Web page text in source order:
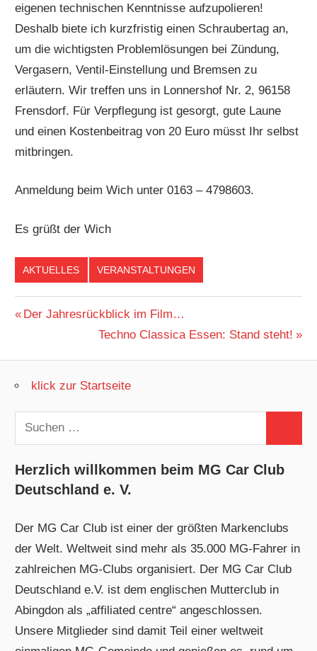
eigenen technischen Kenntnisse aufzupolieren!
Deshalb biete ich kurzfristig einen Schraubertag an,
um die wichtigsten Problemlösungen bei Zündung,
Vergasern, Ventil-Einstellung und Bremsen zu
erläutern. Wir treffen uns in Lonnershof Nr. 2, 96158
Frensdorf. Für Verpflegung ist gesorgt, gute Laune
und einen Kostenbeitrag von 20 Euro müsst Ihr selbst
mitbringen.
Anmeldung beim Wich unter 0163 – 4798603.
Es grüßt der Wich
AKTUELLES VERANSTALTUNGEN
Beitragsnavigation
Vorheriger
Der Jahresrückblick im Film…
Nächster
Techno Classica Essen: Stand steht!
klick zur Startseite
Suchen
nach:
Herzlich willkommen beim MG Car Club
Deutschland e. V.
Der MG Car Club ist einer der größten Markenclubs
der Welt. Weltweit sind mehr als 35.000 MG-Fahrer in
zahlreichen MG-Clubs organisiert. Der MG Car Club
Deutschland e.V. ist dem englischen Mutterclub in
Abingdon als „affiliated centre“ angeschlossen.
Unsere Mitglieder sind damit Teil einer weltweit